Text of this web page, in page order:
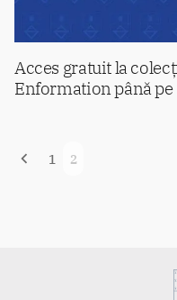
Acces gratuit la
Enformation până
în
1 2